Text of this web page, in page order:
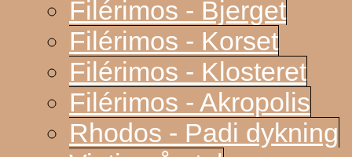
Filérimos - Bjerget
Filérimos - Korset
Filérimos - Klosteret
Filérimos - Akropolis
Rhodos - Padi dykning